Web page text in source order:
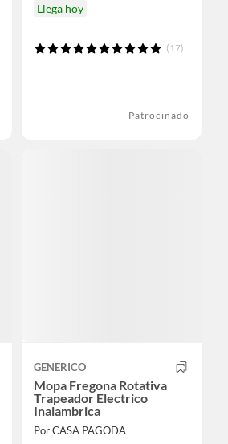
Llega hoy
(17)
Patrocinado
GENERICO
Mopa Fregona Rotativa
Trapeador Electrico
Inalambrica
Por CASA PAGODA